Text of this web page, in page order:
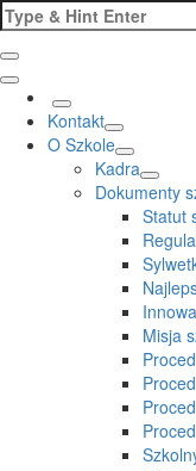
Skip
to
content
Search
for:
Kontakt
O Szkole
Kadra
Dokumenty
Statut
Misja